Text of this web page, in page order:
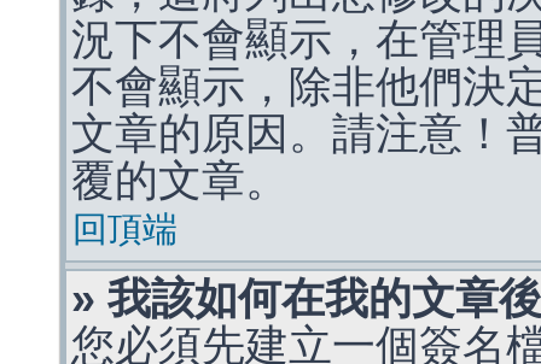
況下不會顯示，在管理
不會顯示，除非他們決
文章的原因。請注意！
覆的文章。
回頂端
» 我該如何在我的文章
您必須先建立一個簽名